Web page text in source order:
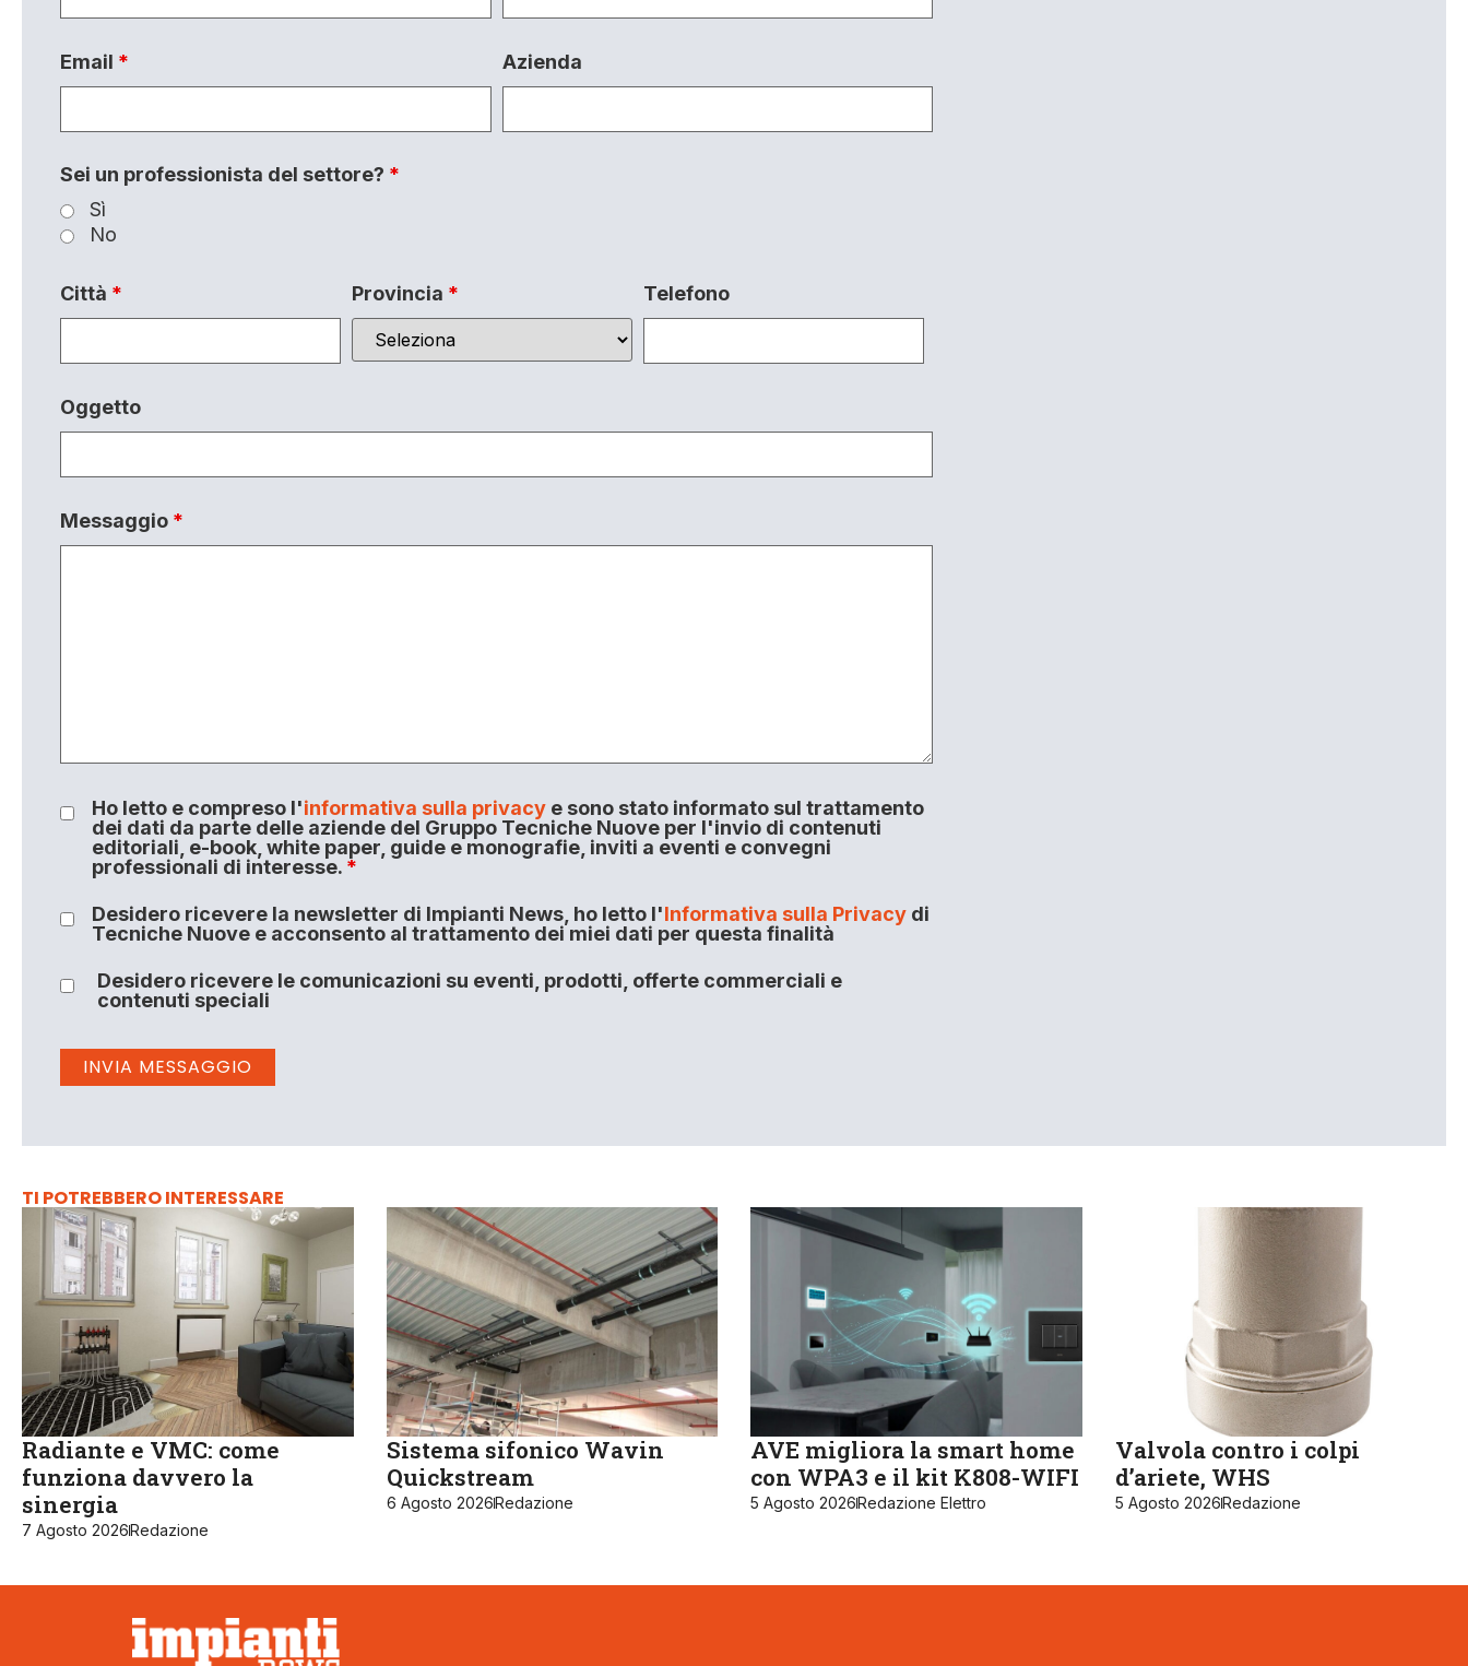
Email * Azienda
Sei un professionista del settore? *
Sì
No
Città * Provincia * Telefono
Oggetto
Messaggio *
Ho letto e compreso l'informativa sulla privacye sono stato informato sul trattamento
dei dati da parte delle aziende del Gruppo Tecniche Nuove per l'invio di contenuti
editoriali, e-book, white paper, guide e monografie, inviti a eventi e convegni
professionali di interesse. *
Desidero ricevere la newsletter di Impianti News, ho letto l'Informativa sulla Privacydi
Tecniche Nuove e acconsento al trattamento dei miei dati per questa finalità
Desidero ricevere le comunicazioni su eventi, prodotti, offerte commerciali e
contenuti speciali
TI POTREBBERO INTERESSARE
Radiante e VMC: come
funziona davvero la
sinergia
7 Agosto 2026Redazione
Sistema sifonico Wavin
Quickstream
6 Agosto 2026Redazione
AVE migliora la smart home
con WPA3 e il kit K808-WIFI
5 Agosto 2026Redazione Elettro
Valvola contro i colpi
d’ariete, WHS
5 Agosto 2026Redazione